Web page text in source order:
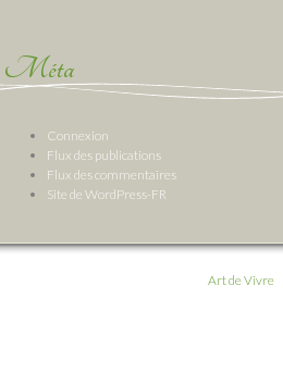
Méta
Connexion
Flux des publications
Flux des commentaires
Site de WordPress-FR
Art de Vivre